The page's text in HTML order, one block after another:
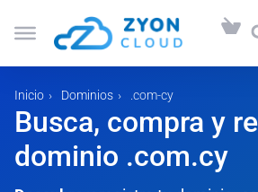
Inicio Dominios .com-cy
Busca, compra y
dominio .com.cy